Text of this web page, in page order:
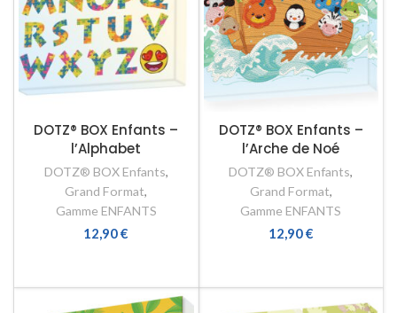
DOTZ® BOX Enfants –
l’Alphabet
DOTZ® BOX Enfants,
Grand Format,
Gamme ENFANTS
12,90€
DOTZ® BOX Enfants –
l’Arche de Noé
DOTZ® BOX Enfants,
Grand Format,
Gamme ENFANTS
12,90€